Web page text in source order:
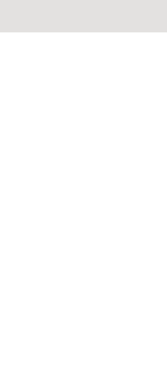
– A Squatters'